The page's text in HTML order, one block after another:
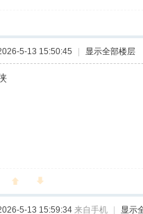
5-13 15:50:45 显示全部楼层
5-13 15:59:34 来自手机 显示